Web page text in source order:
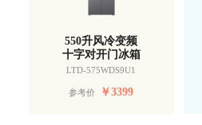
550升风冷变频
十字对开门冰箱
LTD-575WDS9U1
参考价 ￥3399